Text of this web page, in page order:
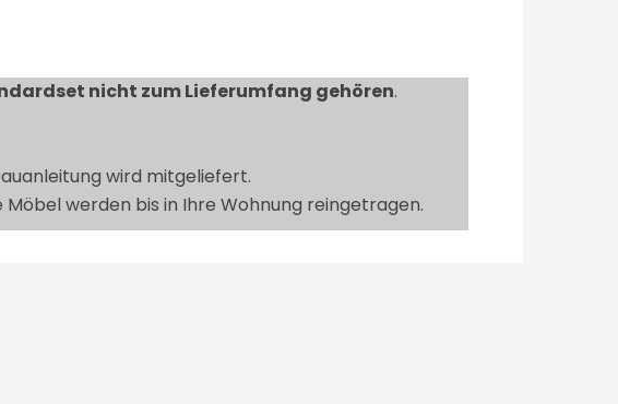
nicht zum Lieferumfang gehören.
wird mitgeliefert.
werden bis in Ihre Wohnung reingetragen.